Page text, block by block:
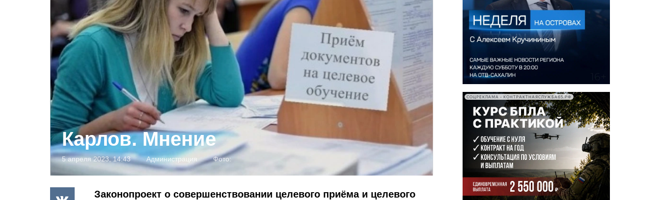
Карлов. Мнение
5 апреля 2023, 14:43 Администрация Фото:
Законопроект о совершенствовании целевого приёма и целевого
СОЦРЕКЛАМА • КОНТРАКТНАЯСЛУЖБА65.РФ